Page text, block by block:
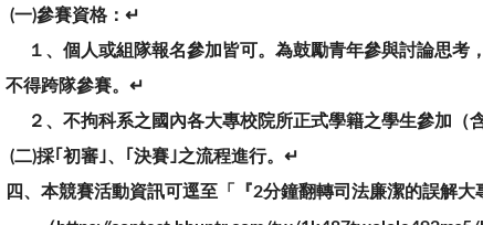
(一)參賽資格： ↵
１ 、 個 人或組 隊報名參加皆可 。 為鼓勵青年參與討論思考，
不得跨隊參賽。 ↵
２ 、 不拘科系之 國內各大專校院所正式學籍之學生參加 （
(二)採｢初審｣ 、 ｢決賽｣之流程進行。 ↵
四、 本競賽活動資訊可 逕至「 『2分鐘翻轉司 法廉潔的誤解大